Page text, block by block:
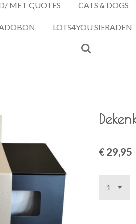
MET QUOTES CATS & DOGS
LOTS4YOU SIERADEN
€ 29,95